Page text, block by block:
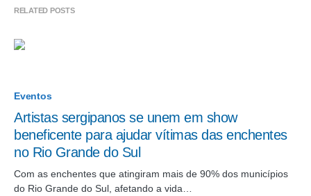
RELATED POSTS
Eventos
Artistas sergipanos se unem em show
beneficente para ajudar vítimas das enchentes
no Rio Grande do Sul
Com as enchentes que atingiram mais de 90% dos municípios
do Rio Grande do Sul, afetando a vida…